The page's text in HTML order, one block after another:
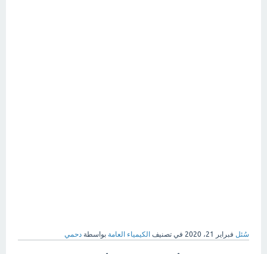
سُئل فبراير 21، 2020 في تصنيف الكيمياء العامة بواسطة دحمي